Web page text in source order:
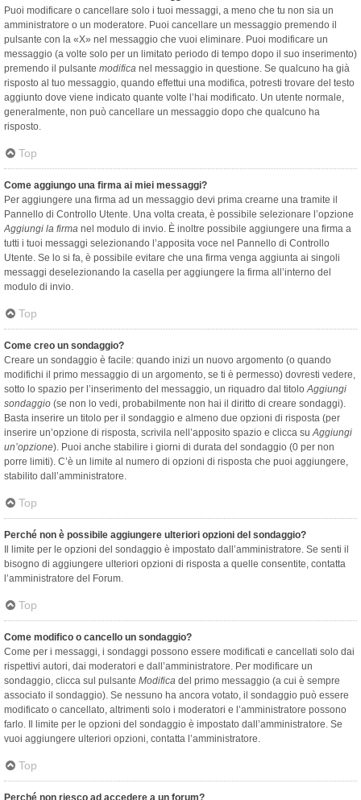
Puoi modificare o cancellare solo i tuoi messaggi, a meno che tu non sia un
amministratore o un moderatore. Puoi cancellare un messaggio premendo il
pulsante con la «X» nel messaggio che vuoi eliminare. Puoi modificare un
messaggio (a volte solo per un limitato periodo di tempo dopo il suo inserimento)
premendo il pulsante modifica nel messaggio in questione. Se qualcuno ha già
risposto al tuo messaggio, quando effettui una modifica, potresti trovare del testo
aggiunto dove viene indicato quante volte l’hai modificato. Un utente normale,
generalmente, non può cancellare un messaggio dopo che qualcuno ha
risposto.
Top
Come aggiungo una firma ai miei messaggi?
Per aggiungere una firma ad un messaggio devi prima crearne una tramite il
Pannello di Controllo Utente. Una volta creata, è possibile selezionare l’opzione
Aggiungi la firma nel modulo di invio. È inoltre possibile aggiungere una firma a
tutti i tuoi messaggi selezionando l’apposita voce nel Pannello di Controllo
Utente. Se lo si fa, è possibile evitare che una firma venga aggiunta ai singoli
messaggi deselezionando la casella per aggiungere la firma all’interno del
modulo di invio.
Top
Come creo un sondaggio?
Creare un sondaggio è facile: quando inizi un nuovo argomento (o quando
modifichi il primo messaggio di un argomento, se ti è permesso) dovresti vedere,
sotto lo spazio per l’inserimento del messaggio, un riquadro dal titoloAggiungi
sondaggio (se non lo vedi, probabilmente non hai il diritto di creare sondaggi).
Basta inserire un titolo per il sondaggio e almeno due opzioni di risposta (per
inserire un’opzione di risposta, scrivila nell’apposito spazio e clicca suAggiungi
un’opzione). Puoi anche stabilire i giorni di durata del sondaggio (0 per non
porre limiti). C’è un limite al numero di opzioni di risposta che puoi aggiungere,
stabilito dall’amministratore.
Top
Perché non è possibile aggiungere ulteriori opzioni del sondaggio?
Il limite per le opzioni del sondaggio è impostato dall’amministratore. Se senti il
bisogno di aggiungere ulteriori opzioni di risposta a quelle consentite, contatta
l’amministratore del Forum.
Top
Come modifico o cancello un sondaggio?
Come per i messaggi, i sondaggi possono essere modificati e cancellati solo dai
rispettivi autori, dai moderatori e dall’amministratore. Per modificare un
sondaggio, clicca sul pulsante Modifica del primo messaggio (a cui è sempre
associato il sondaggio). Se nessuno ha ancora votato, il sondaggio può essere
modificato o cancellato, altrimenti solo i moderatori e l’amministratore possono
farlo. Il limite per le opzioni del sondaggio è impostato dall’amministratore. Se
vuoi aggiungere ulteriori opzioni, contatta l’amministratore.
Top
Perché non riesco ad accedere a un forum?